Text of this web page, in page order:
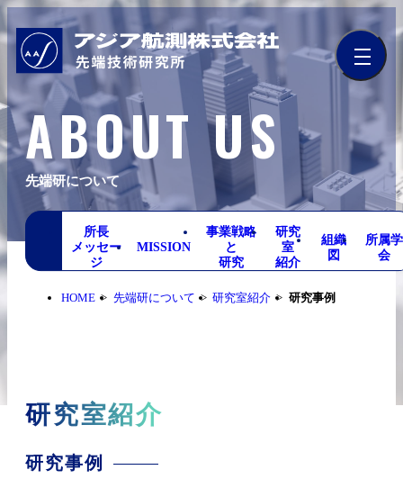
ABOUT US
先端研について
所長
メッセー
ジ
MISSION
事業戦略
と
研究
研究
室
紹介
組織
図
所属学
会
HOME 先端研について 研究室紹介 研究事例
研究室紹介
研究事例